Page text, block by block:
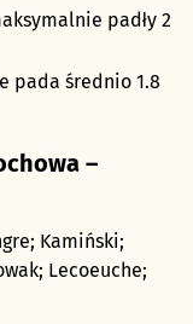
padły 2
pada średnio 1.8
–
Kamiński;
Lecoeuche;